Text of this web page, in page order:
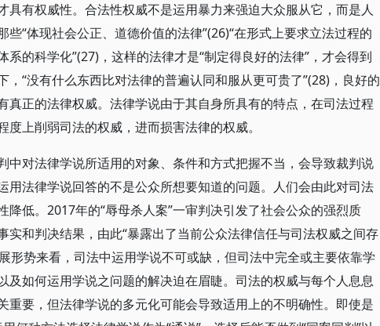
具有权威性。合法性权威不是运用暴力来强迫大众服从它，而是人
“体现社会公正、道德价值的法律”(26)“在形式上要求立法过程的
的科学化”(27)，这样的法律才是“制定得良好的法律”，才会得到
“没有什么东西比对法律的普遍认同和服从更可贵了”(28)，良好的
真正的法律权威。法律学说由于其自身所具有的特点，在司法过程
上削弱司法的权威，进而损害法律的权威。
中对法律学说所适用的对象、条件和方式把握不当，会导致裁判说
用法律学说回答的不是公众所想要知道的问题。人们会由此对司法
降低。2017年的“辱母杀人案”一审判决引发了社会公众的强烈质
实和判决结果，由此“暴露出了当前公众法律信任与司法权威之间存
形势来看，司法中运用学说不可或缺，但司法中完全或主要依靠学
及如何运用学说之问题的解决迫在眉睫。司法的权威与每个人息息
重要，但法律学说的多元化可能会导致适用上的不明确性。即使是